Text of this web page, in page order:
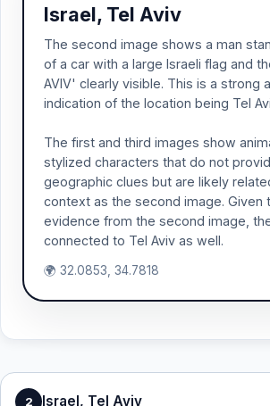
Israel, Tel Aviv
The second image shows a man
of a car with a large Israeli flag and
AVIV' clearly visible. This is a strong
indication of the location being Tel
The first and third images show
stylized characters that do not
geographic clues but are likely
context as the second image. Given
evidence from the second image,
connected to Tel Aviv as well.
🌍 32.0853, 34.7818
2 Israel, Tel Aviv